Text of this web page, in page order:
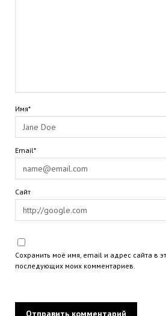
Имя*
Email*
Сайт
Сохранить моё имя, email и адрес сайта в
последующих моих комментариев.